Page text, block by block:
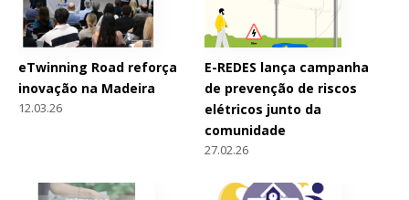
eTwinning Road reforça
inovação na Madeira
12.03.26
E-REDES lança campanha
de prevenção de riscos
elétricos junto da
comunidade
27.02.26